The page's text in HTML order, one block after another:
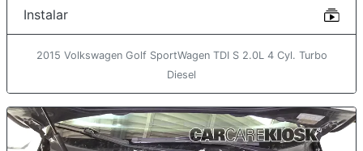
Instalar
2015 Volkswagen Golf SportWagen TDI S 2.0L 4 Cyl. Turbo
Diesel